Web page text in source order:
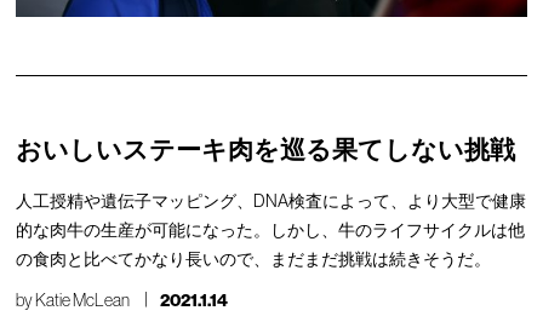
おいしいステーキ肉を巡る果てしない挑戦
人工授精や遺伝子マッピング、DNA検査によって、より大型で健康
的な肉牛の生産が可能になった。しかし、牛のライフサイクルは他
の食肉と比べてかなり長いので、まだまだ挑戦は続きそうだ。
byKatie McLean 2021.1.14